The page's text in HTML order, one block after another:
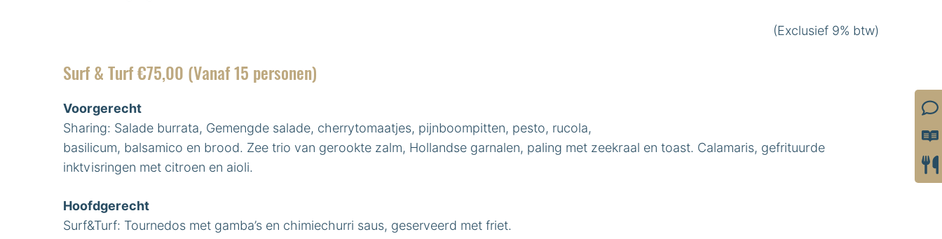
(Exclusief 9% btw)
Surf & Turf €75,00 (Vanaf 15 personen)
Voorgerecht
Sharing: Salade burrata, Gemengde salade, cherrytomaatjes, pijnboompitten, pesto, rucola,
basilicum, balsamico en brood. Zee trio van gerookte zalm, Hollandse garnalen, paling met zeekraal en toast. Calamaris, gefrituurde
inktvisringen met citroen en aioli.
Hoofdgerecht
Surf&Turf: Tournedos met gamba’s en chimiechurri saus, geserveerd met friet.